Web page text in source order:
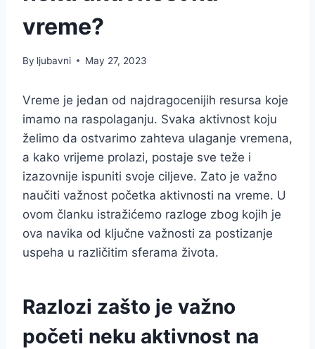
vreme?
By ljubavni May 27, 2023
Vreme je jedan od najdragocenijih resursa koje
imamo na raspolaganju. Svaka aktivnost koju
želimo da ostvarimo zahteva ulaganje vremena,
a kako vrijeme prolazi, postaje sve teže i
izazovnije ispuniti svoje ciljeve. Zato je važno
naučiti važnost početka aktivnosti na vreme. U
ovom članku istražićemo razloge zbog kojih je
ova navika od ključne važnosti za postizanje
uspeha u različitim sferama života.
Razlozi zašto je važno
početi neku aktivnost na